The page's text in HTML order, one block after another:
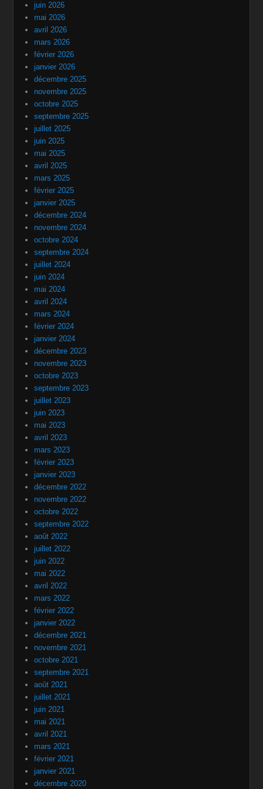
juin 2026
mai 2026
avril 2026
mars 2026
février 2026
janvier 2026
décembre 2025
novembre 2025
octobre 2025
septembre 2025
juillet 2025
juin 2025
mai 2025
avril 2025
mars 2025
février 2025
janvier 2025
décembre 2024
novembre 2024
octobre 2024
septembre 2024
juillet 2024
juin 2024
mai 2024
avril 2024
mars 2024
février 2024
janvier 2024
décembre 2023
novembre 2023
octobre 2023
septembre 2023
juillet 2023
juin 2023
mai 2023
avril 2023
mars 2023
février 2023
janvier 2023
décembre 2022
novembre 2022
octobre 2022
septembre 2022
août 2022
juillet 2022
juin 2022
mai 2022
avril 2022
mars 2022
février 2022
janvier 2022
décembre 2021
novembre 2021
octobre 2021
septembre 2021
août 2021
juillet 2021
juin 2021
mai 2021
avril 2021
mars 2021
février 2021
janvier 2021
décembre 2020